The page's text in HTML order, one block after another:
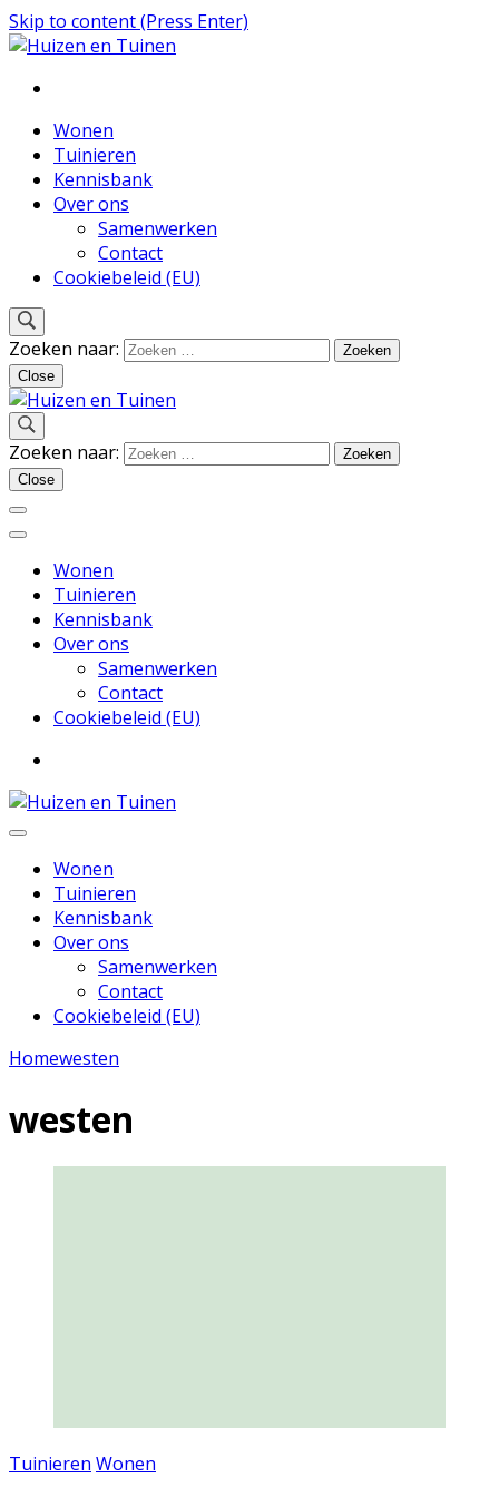
Skip to content (Press Enter)
Huizen en Tuinen
Inspiratie voor wonen en tuinieren
Wonen
Tuinieren
Kennisbank
Over ons
Samenwerken
Contact
Cookiebeleid (EU)
Zoeken naar:
Close
Huizen en Tuinen
Inspiratie voor wonen en tuinieren
Zoeken naar:
Close
Wonen
Tuinieren
Kennisbank
Over ons
Samenwerken
Contact
Cookiebeleid (EU)
Huizen en Tuinen
Inspiratie voor wonen en tuinieren
Wonen
Tuinieren
Kennisbank
Over ons
Samenwerken
Contact
Cookiebeleid (EU)
Homewesten
westen
Tuinieren Wonen